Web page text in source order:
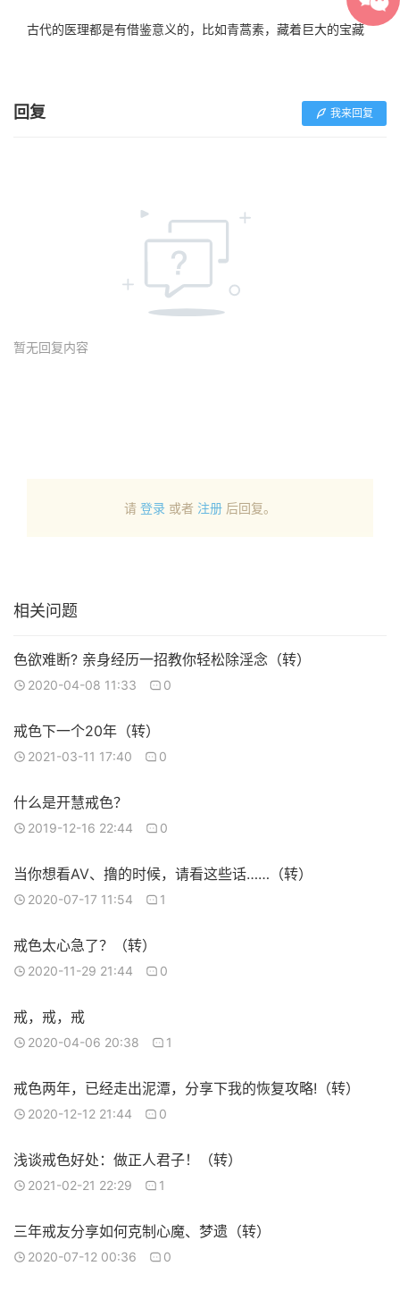
古代的医理都是有借鉴意义的，比如青蒿素，藏着巨大的宝藏
回复 我来回复
暂无回复内容
请 登录 或者 注册 后回复。
相关问题
色欲难断? 亲身经历一招教你轻松除淫念（转）
2020-04-08 11:33 0
戒色下一个20年（转）
2021-03-11 17:40 0
什么是开慧戒色？
2019-12-16 22:44 0
当你想看AV、撸的时候，请看这些话……（转）
2020-07-17 11:54 1
戒色太心急了？（转）
2020-11-29 21:44 0
戒，戒，戒
2020-04-06 20:38 1
戒色两年，已经走出泥潭，分享下我的恢复攻略!（转）
2020-12-12 21:44 0
浅谈戒色好处：做正人君子！（转）
2021-02-21 22:29 1
三年戒友分享如何克制心魔、梦遗（转）
2020-07-12 00:36 0